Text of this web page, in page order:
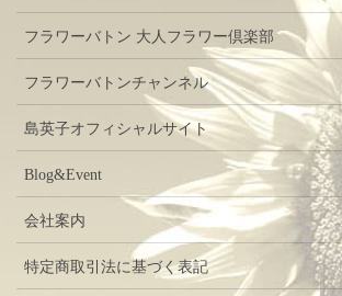
フラワーバトン 大人フラワー倶楽部
フラワーバトンチャンネル
島英子オフィシャルサイト
Blog&Event
会社案内
特定商取引法に基づく表記